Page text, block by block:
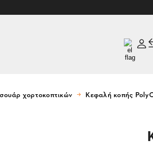
χορτοκοπτικών Κεφαλή κοπής